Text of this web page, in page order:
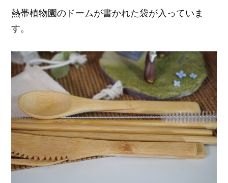
熱帯植物園のドームが書かれた袋が入っていま
す。